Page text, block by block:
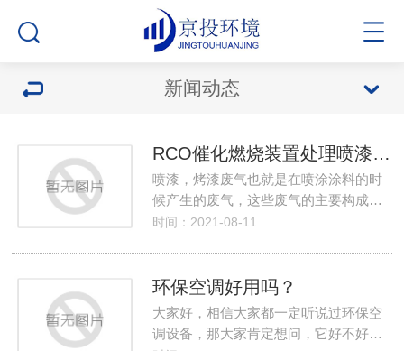
新闻动态
RCO催化燃烧装置处理喷漆废气的处理流程
喷漆，烤漆废气也就是在喷涂涂料的时
候产生的废气，这些废气的主要构成…
时间：2021-08-11
环保空调好用吗？
大家好，相信大家都一定听说过环保空
调设备，那大家肯定想问，它好不好…